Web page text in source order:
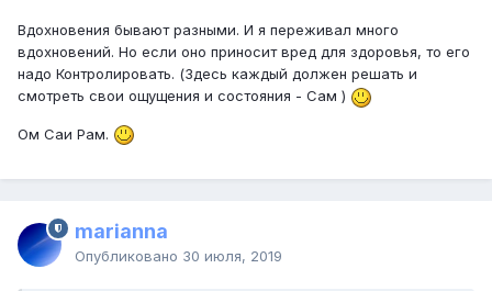
Вдохновения бывают разными. И я переживал много
вдохновений. Но если оно приносит вред для здоровья, то его
надо Контролировать. (Здесь каждый должен решать и
смотреть свои ощущения и состояния - Сам )
Ом Саи Рам.
marianna
Опубликовано 30 июля, 2019